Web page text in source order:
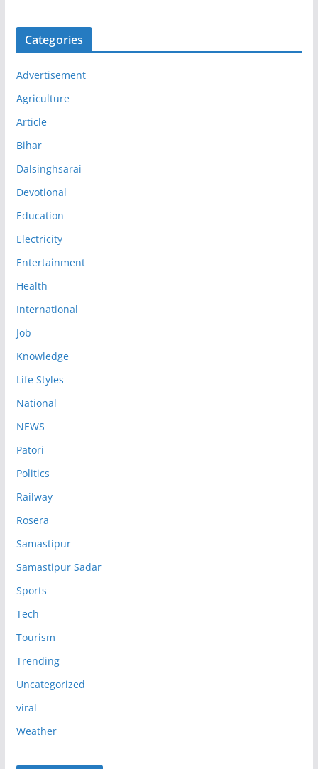
Categories
Advertisement
Agriculture
Article
Bihar
Dalsinghsarai
Devotional
Education
Electricity
Entertainment
Health
International
Job
Knowledge
Life Styles
National
NEWS
Patori
Politics
Railway
Rosera
Samastipur
Samastipur Sadar
Sports
Tech
Tourism
Trending
Uncategorized
viral
Weather